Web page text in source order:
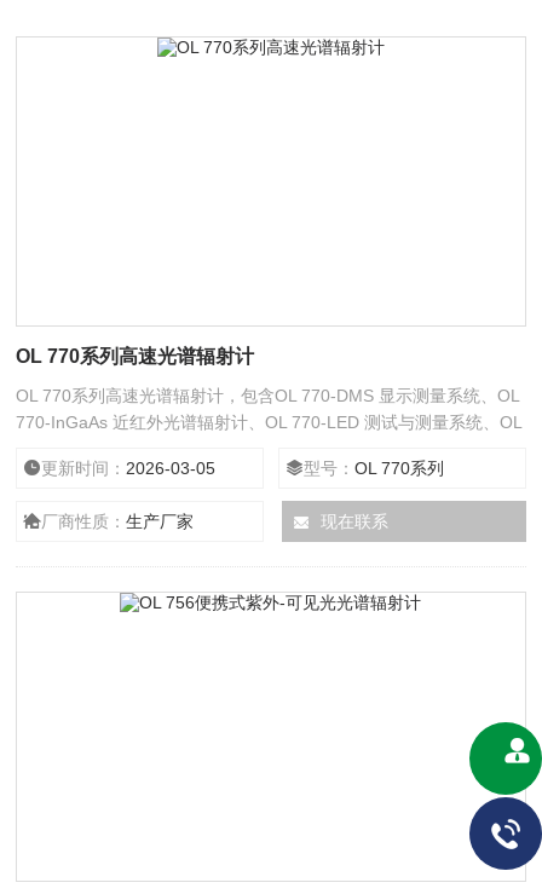
OL 770系列高速光谱辐射计
OL 770系列高速光谱辐射计，包含OL 770-DMS 显示测量系统、OL
770-InGaAs 近红外光谱辐射计、OL 770-LED 测试与测量系统、OL
更新时间： 2026-03-05 型号：OL 770系列
厂商性质：生产厂家 现在联系